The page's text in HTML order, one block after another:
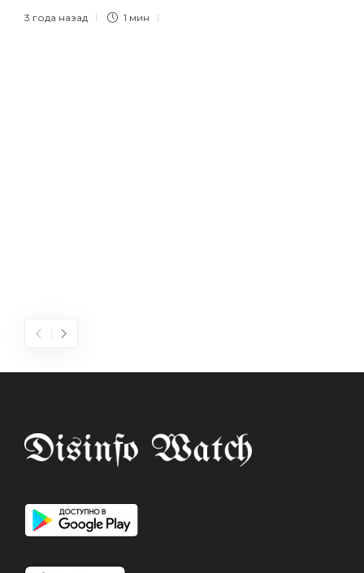
3 года назад 1 мин